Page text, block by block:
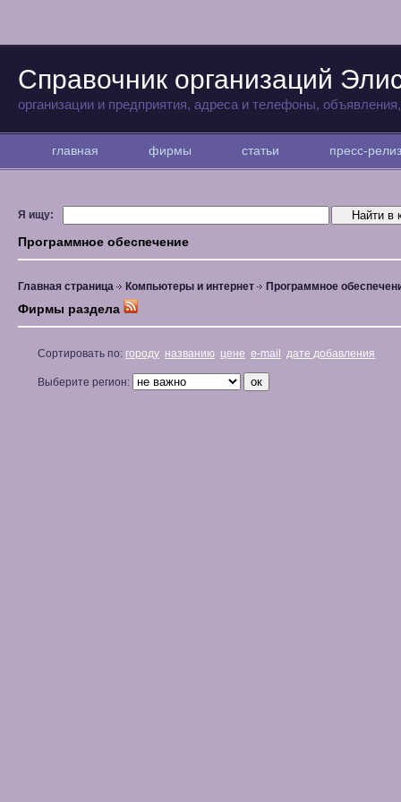
Справочник организаций
организации и предприятия, адреса и телефоны,
главная фирмы статьи пресс-
Я ищу:
Программное обеспечение
Главная страница Компьютеры и интернет Программное
Фирмы раздела
Сортировать по: городу названию цене e-mail дате добавления
Выберите регион: